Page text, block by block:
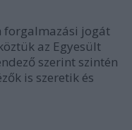
forgalmazási jogát
az Egyesült
szerint szintén
is szeretik és